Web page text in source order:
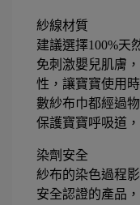
紗線材質
建議選擇100%天
免刺激嬰兒肌膚
性，讓寶寶使用
數紗布巾都經過
保護寶寶呼吸道
染劑安全
紗布的染色過程
安全認證的產品